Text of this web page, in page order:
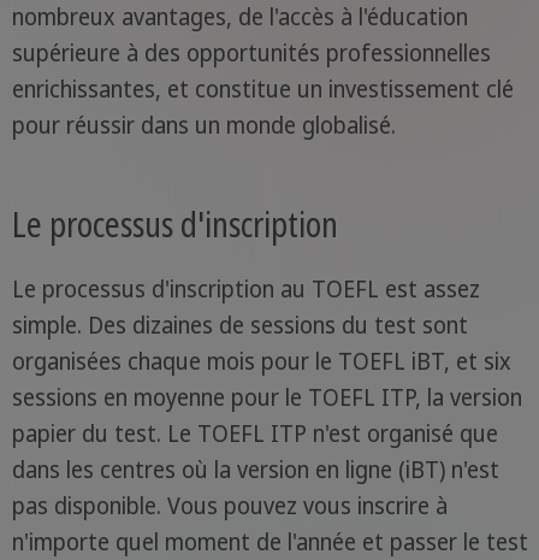
nombreux avantages, de l'accès à l'éducation
supérieure à des opportunités professionnelles
enrichissantes, et constitue un investissement clé
pour réussir dans un monde globalisé.
Le processus d'inscription
Le processus d'inscription au TOEFL est assez
simple. Des dizaines de sessions du test sont
organisées chaque mois pour le TOEFL iBT, et six
sessions en moyenne pour le TOEFL ITP, la version
papier du test. Le TOEFL ITP n'est organisé que
dans les centres où la version en ligne (iBT) n'est
pas disponible. Vous pouvez vous inscrire à
n'importe quel moment de l'année et passer le test